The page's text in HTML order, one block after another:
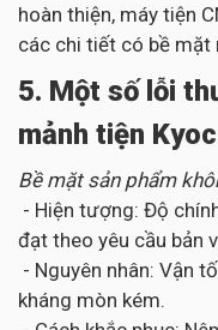
hoàn thiện, máy tiện
các chi tiết có bề mặt
5. Một số lỗi
mảnh tiện
Bề mặt sản phẩm
- Hiện tượng: Độ
đạt theo yêu cầu bản
- Nguyên nhân: Vận
kháng mòn kém.